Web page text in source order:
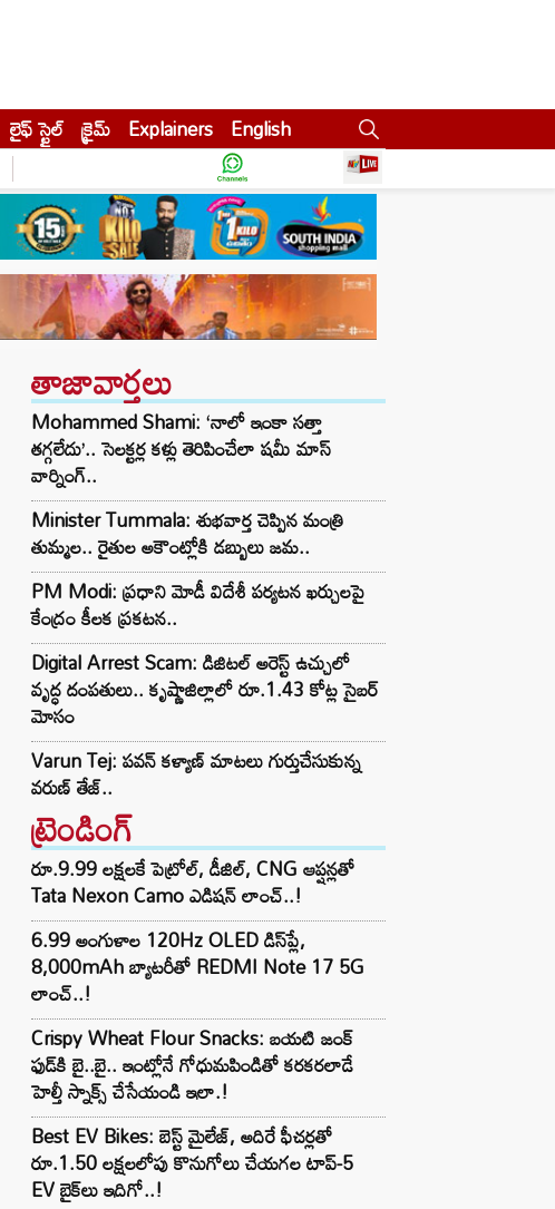
లైఫ్ స్టైల్ క్రైమ్ Explainers English
తాజావార్తలు
Mohammed Shami: ‘నాలో ఇంకా సత్తా
తగ్గలేదు’.. సెలక్టర్ల కళ్లు తెరిపించేలా షమీ మాస్
వార్నింగ్..
Minister Tummala: శుభవార్త చెప్పిన మంత్రి
తుమ్మల.. రైతుల అకౌంట్లోకి డబ్బులు జమ..
PM Modi: ప్రధాని మోడీ విదేశీ పర్యటన ఖర్చులపై
కేంద్రం కీలక ప్రకటన..
Digital Arrest Scam: డిజిటల్ అరెస్ట్ ఉచ్చులో
వృద్ధ దంపతులు.. కృష్ణాజిల్లాలో రూ.1.43 కోట్ల సైబర్
మోసం
Varun Tej: పవన్ కళ్యాణ్ మాటలు గుర్తుచేసుకున్న
వరుణ్ తేజ్..
ట్రెండింగ్‌
రూ.9.99 లక్షలకే పెట్రోల్, డీజిల్, CNG ఆప్షన్లతో
Tata Nexon Camo ఎడిషన్ లాంచ్..!
6.99 అంగుళాల 120Hz OLED డిస్‌ప్లే,
8,000mAh బ్యాటరీతో REDMI Note 17 5G
లాంచ్..!
Crispy Wheat Flour Snacks: బయటి జంక్
ఫుడ్‌కి బై..బై.. ఇంట్లోనే గోధుమపిండితో కరకరలాడే
హెల్తీ స్నాక్స్ చేసేయండి ఇలా.!
Best EV Bikes: బెస్ట్ మైలేజ్, అదిరే ఫీచర్లతో
రూ.1.50 లక్షలలోపు కొనుగోలు చేయగల టాప్-5
EV బైక్‌లు ఇదిగో..!